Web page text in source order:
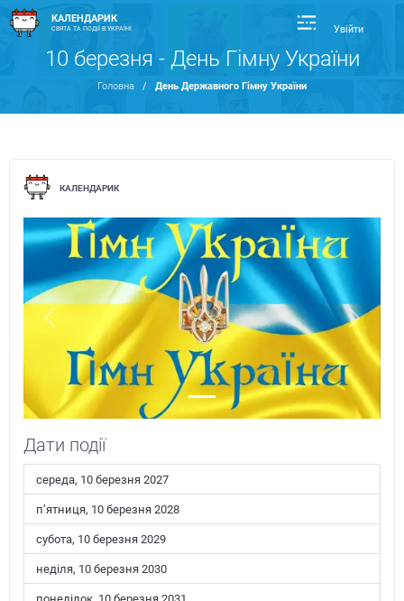
КАЛЕНДАРИК
СВЯТА ТА ПОДІЇ В УКРАЇНІ Увійти
10 березня - День Гімну України
Головна / День Державного Гімну України
КАЛЕНДАРИК
Previous Next
Дати події
середа, 10 березня 2027
пʼятниця, 10 березня 2028
субота, 10 березня 2029
неділя, 10 березня 2030